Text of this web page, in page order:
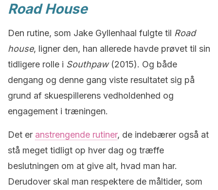
Road House
Den rutine, som Jake Gyllenhaal fulgte til Road
house, ligner den, han allerede havde prøvet til sin
tidligere rolle i Southpaw(2015). Og både
dengang og denne gang viste resultatet sig på
grund af skuespillerens vedholdenhed og
engagement i træningen.
Det er anstrengende rutiner, de indebærer også at
stå meget tidligt op hver dag og træffe
beslutningen om at give alt, hvad man har.
Derudover skal man respektere de måltider, som